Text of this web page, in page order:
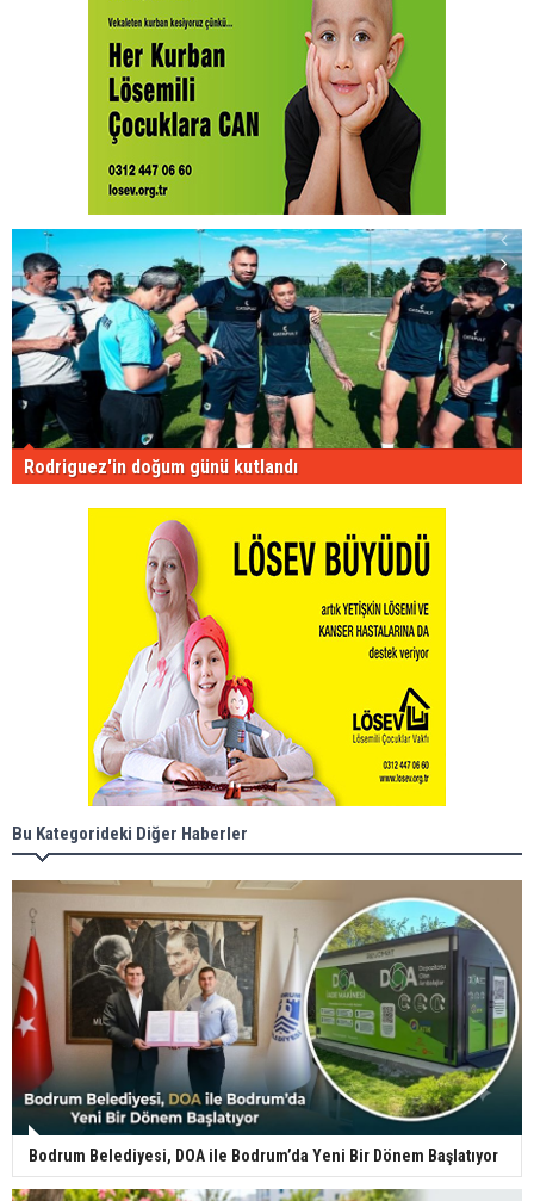
Rodriguez'in doğum günü kutlandı
Bu Kategorideki Diğer Haberler
Bodrum Belediyesi, DOA ile Bodrum’da Yeni Bir Dönem Başlatıyor